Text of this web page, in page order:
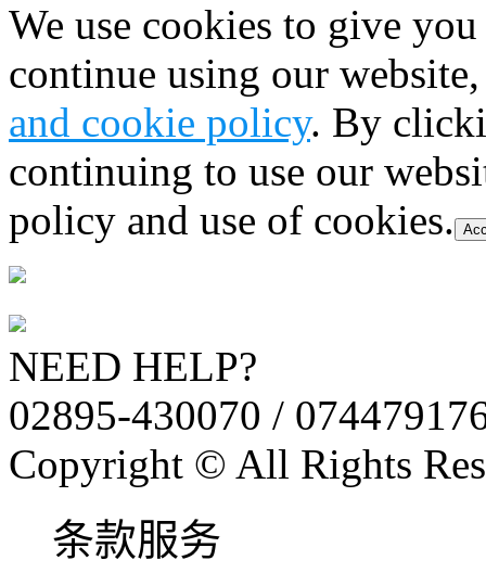
We use cookies to give
continue using our
and cookie policy. By
continuing to use our
policy and use of cookies.
NEED HELP?
02895-430070 /
Copyright © All Rights
条款服务